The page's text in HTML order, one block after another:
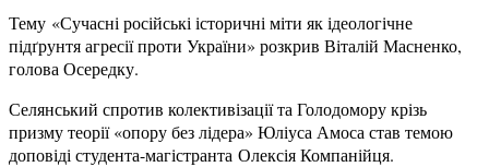
Тему «Сучасні російські історичні міти як ідеологічне
підґрунтя агресії проти України» розкрив Віталій Масненко,
голова Осередку.
Селянський спротив колективізації та Голодомору крізь
призму теорії «опору без лідера» Юліуса Амоса став темою
доповіді студента-магістранта Олексія Компанійця.